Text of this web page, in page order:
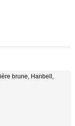
brune, Hanbell,